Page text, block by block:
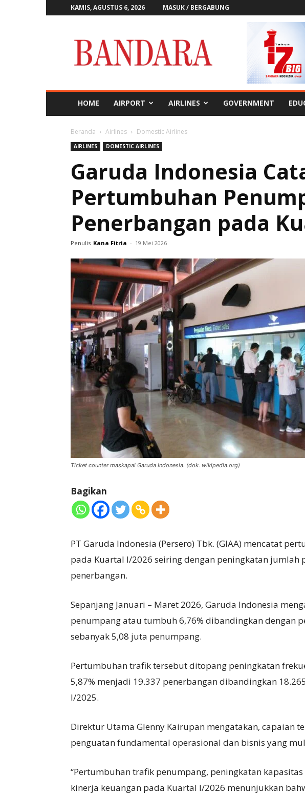
KAMIS, AGUSTUS 6, 2026 MASUK / BERGABUNG
Bandara
HOME AIRPORT AIRLINES GOVERNMENT
Beranda Airlines Domestic Airlines
AIRLINES DOMESTIC AIRLINES
Garuda Indonesia
Pertumbuhan
Penerbangan pada
Penulis Kana Fitria - 19 Mei 2026
Ticket counter maskapai Garuda Indonesia. (dok. wikipedia.org)
Bagikan
PT Garuda Indonesia (Persero) Tbk. (GIAA) mencatat
pada Kuartal I/2026 seiring dengan peningkatan jumlah
penerbangan.
Sepanjang Januari – Maret 2026, Garuda Indonesia
penumpang atau tumbuh 6,76% dibandingkan dengan
sebanyak 5,08 juta penumpang.
Pertumbuhan trafik tersebut ditopang peningkatan
5,87% menjadi 19.337 penerbangan dibandingkan
I/2025.
Direktur Utama Glenny Kairupan mengatakan, capaian
penguatan fundamental operasional dan bisnis yang
“Pertumbuhan trafik penumpang, peningkatan
kinerja keuangan pada Kuartal I/2026 menunjukkan